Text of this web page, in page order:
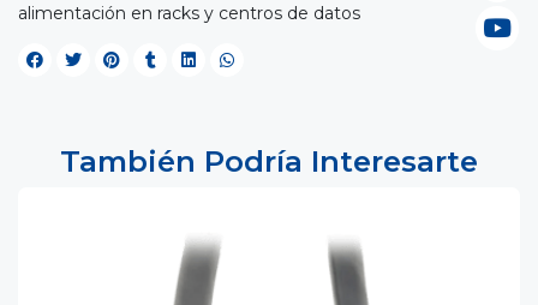
alimentación en racks y centros de datos
También Podría Interesarte